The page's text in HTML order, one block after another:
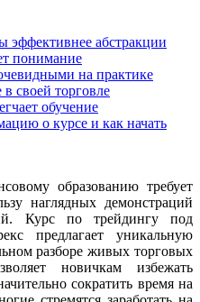
эффективнее абстракции
понимание
на практике
своей торговле
обучение
о курсе и как начать
образованию требует
наглядных демонстраций
Курс по трейдингу под
предлагает уникальную
разборе живых торговых
новичкам избежать
сократить время на